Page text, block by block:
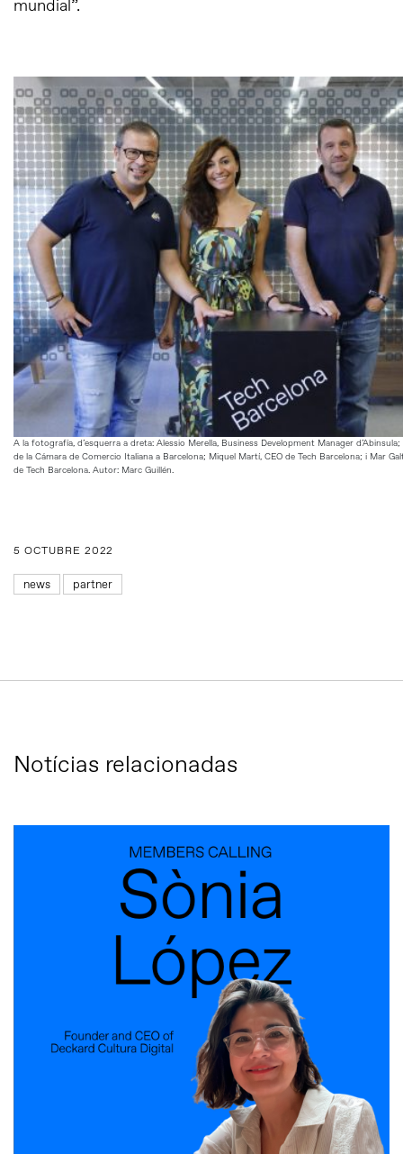
mundial”.
A la fotografía, d’esquerra a dreta: Alessio Merella, Business Development Manager
de la Cámara de Comercio Italiana a Barcelona; Miquel Martí, CEO de Tech Barcelona; i Mar
de Tech Barcelona. Autor: Marc Guillén.
5 OCTUBRE 2022
news partner
Notícias relacionadas